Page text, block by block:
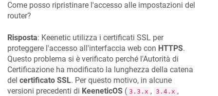
Come posso ripristinare l'accesso alle impostazioni del
router?
Risposta: Keenetic utilizza i certificati SSL per
proteggere l'accesso all'interfaccia web con HTTPS.
Questo problema si è verificato perché l'Autorità di
Certificazione ha modificato la lunghezza della catena
del certificato SSL. Per questo motivo, in alcune
versioni precedenti di KeeneticOS ( 3.3.x , 3.4.x ,